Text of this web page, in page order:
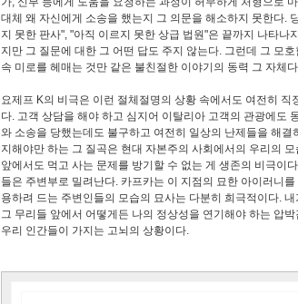
대체 왜 자신에게 소송을 했는지 그 의문을 해소하지 못한다.
지 못한 판사", "아직 이르지 못한 상급 법원"은 끝까지 나타나
지만 그 질문에 대한 그 어떤 답도 주지 않는다. 그런데 그 모
속 미로를 헤매는 것만 같은 불친절한 이야기의 동력 그 자체
요제프 K의 비극은 이런 절체절명의 상황 속에서도 여전히 직
다. 고객 상담을 해야 하고 심지어 이탈리아 고객의 관광에도
와 소송을 당했는데도 불구하고 여전히 일상의 난제들을 해
지해야만 하는 그 질곡은 현대 자본주의 사회에서의 우리의
앞에서도 먹고 사는 문제를 방기할 수 없는 게 생존의 비극이
들은 주변부로 밀려난다. 카프카는 이 지점의 묘한 아이러니
용하려 드는 주변인들의 모습의 묘사는 다분히 희극적이다.
그 무리들 앞에서 어떻게든 나의 정상성을 연기해야 하는 압
우리 인간들이 가지는 고뇌의 상황이다.